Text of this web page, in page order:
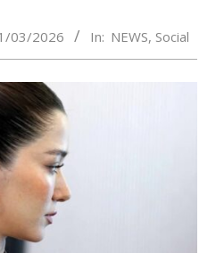
03/2026 In: NEWS, Social